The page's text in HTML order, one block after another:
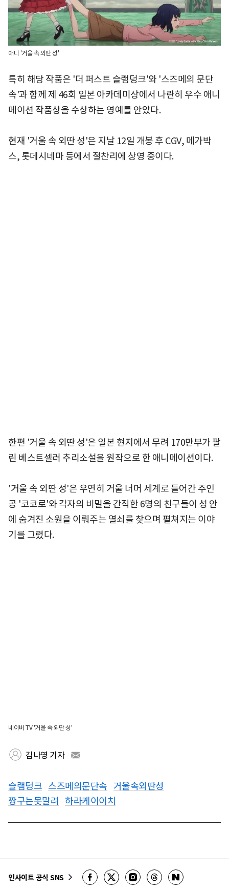
애니 '거울 속 외딴 성'
특히 해당 작품은 '더 퍼스트 슬램덩크'와 '스즈메의 문단
속'과 함께 제 46회 일본 아카데미상에서 나란히 우수 애니
메이션 작품상을 수상하는 영예를 안았다.
현재 '거울 속 외딴 성'은 지날 12일 개봉 후 CGV, 메가박
스, 롯데시네마 등에서 절찬리에 상영 중이다.
한편 '거울 속 외딴 성'은 일본 현지에서 무려 170만부가 팔
린 베스트셀러 추리소설을 원작으로 한 애니메이션이다.
'거울 속 외딴 성'은 우연히 거울 너머 세계로 들어간 주인
공 '코코로'와 각자의 비밀을 간직한 6명의 친구들이 성 안
에 숨겨진 소원을 이뤄주는 열쇠를 찾으며 펼쳐지는 이야
기를 그렸다.
네이버 TV '거울 속 외딴 성'
김나영 기자
슬램덩크 스즈메의문단속 거울속외딴성
짱구는못말려 하라케이이치
인사이트 공식 SNS